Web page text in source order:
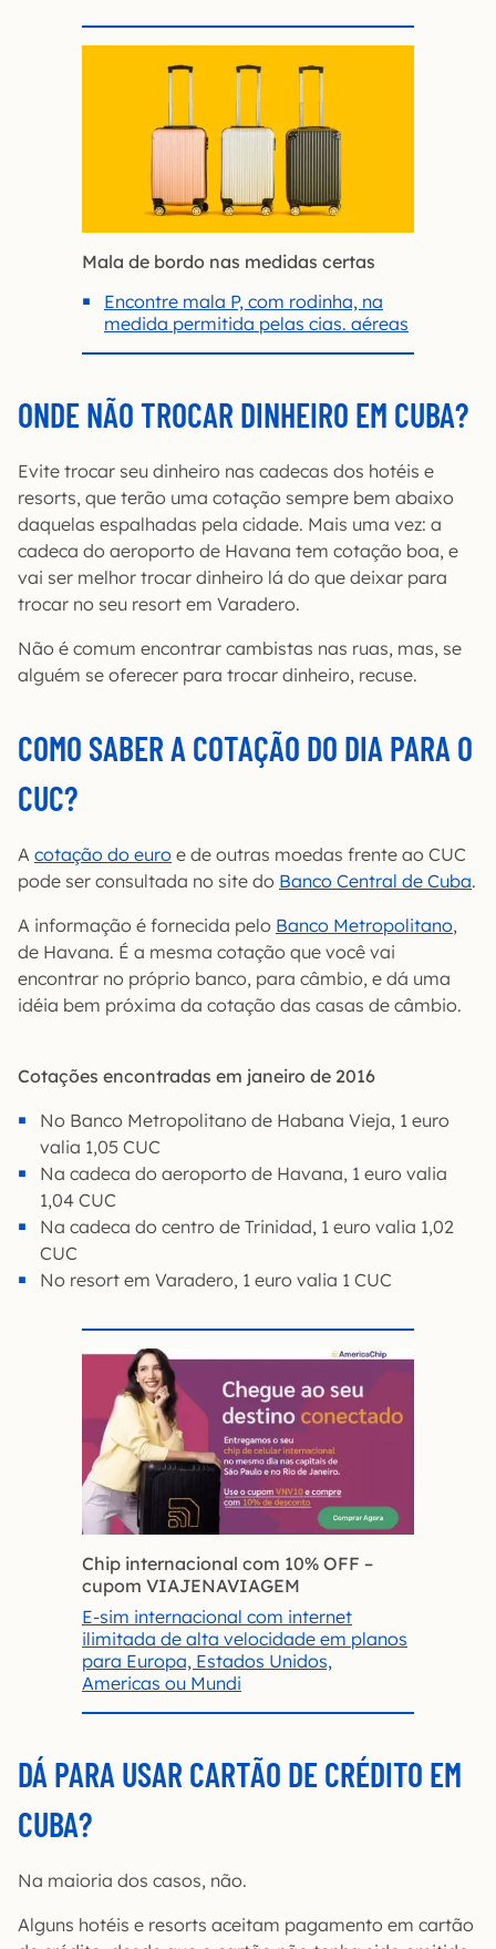
Mala de bordo nas medidas certas
Encontre mala P, com rodinha, na
medida permitida pelas cias. aéreas
ONDE NÃO TROCAR DINHEIRO EM CUBA?
Evite trocar seu dinheiro nas cadecas dos hotéis e
resorts, que terão uma cotação sempre bem abaixo
daquelas espalhadas pela cidade. Mais uma vez: a
cadeca do aeroporto de Havana tem cotação boa, e
vai ser melhor trocar dinheiro lá do que deixar para
trocar no seu resort em Varadero.
Não é comum encontrar cambistas nas ruas, mas, se
alguém se oferecer para trocar dinheiro, recuse.
COMO SABER A COTAÇÃO DO DIA PARA O
CUC?
A cotação do euro e de outras moedas frente ao CUC
pode ser consultada no site do Banco Central de Cuba.
A informação é fornecida pelo Banco Metropolitano,
de Havana. É a mesma cotação que você vai
encontrar no próprio banco, para câmbio, e dá uma
idéia bem próxima da cotação das casas de câmbio.
Cotações encontradas em janeiro de 2016
No Banco Metropolitano de Habana Vieja, 1 euro
valia 1,05 CUC
Na cadeca do aeroporto de Havana, 1 euro valia
1,04 CUC
Na cadeca do centro de Trinidad, 1 euro valia 1,02
CUC
No resort em Varadero, 1 euro valia 1 CUC
Chip internacional com 10% OFF –
cupom VIAJENAVIAGEM
E-sim internacional com internet
ilimitada de alta velocidade em planos
para Europa, Estados Unidos,
Americas ou Mundi
DÁ PARA USAR CARTÃO DE CRÉDITO EM
CUBA?
Na maioria dos casos, não.
Alguns hotéis e resorts aceitam pagamento em cartão